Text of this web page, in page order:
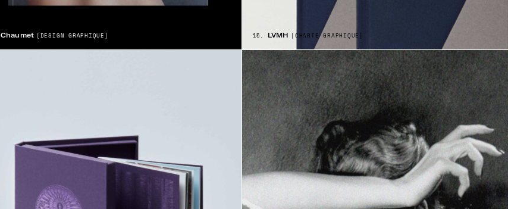
Chaumet [DESIGN GRAPHIQUE] 15. LVMH [CHARTE GRAPHIQUE]